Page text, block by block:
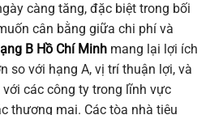
càng tăng, đặc biệt trong bối
cân bằng giữa chi phí và
B Hồ Chí Minh mang lại lợi ích
so với hạng A, vị trí thuận lợi, và
các công ty trong lĩnh vực
thương mại. Các tòa nhà tiêu